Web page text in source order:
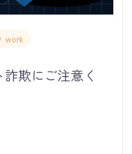
work
欺にご注意く